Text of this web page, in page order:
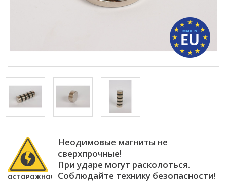
ОСТОРОЖНО!
Неодимовые магниты не
сверхпрочные!
При ударе могут расколоться.
Соблюдайте технику безопасности!